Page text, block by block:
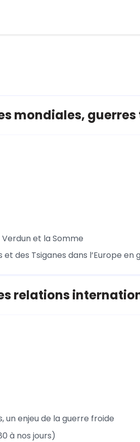
mondiales, guerres
Verdun et la Somme
des Tsiganes dans l’Europe en
relations
un enjeu de la guerre froide
à nos jours)